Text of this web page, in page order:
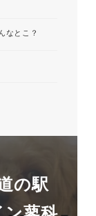
なとこ？
の駅